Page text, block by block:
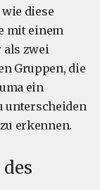
diese
mit einem
als zwei
Gruppen, die
ein
unterscheiden
erkennen.